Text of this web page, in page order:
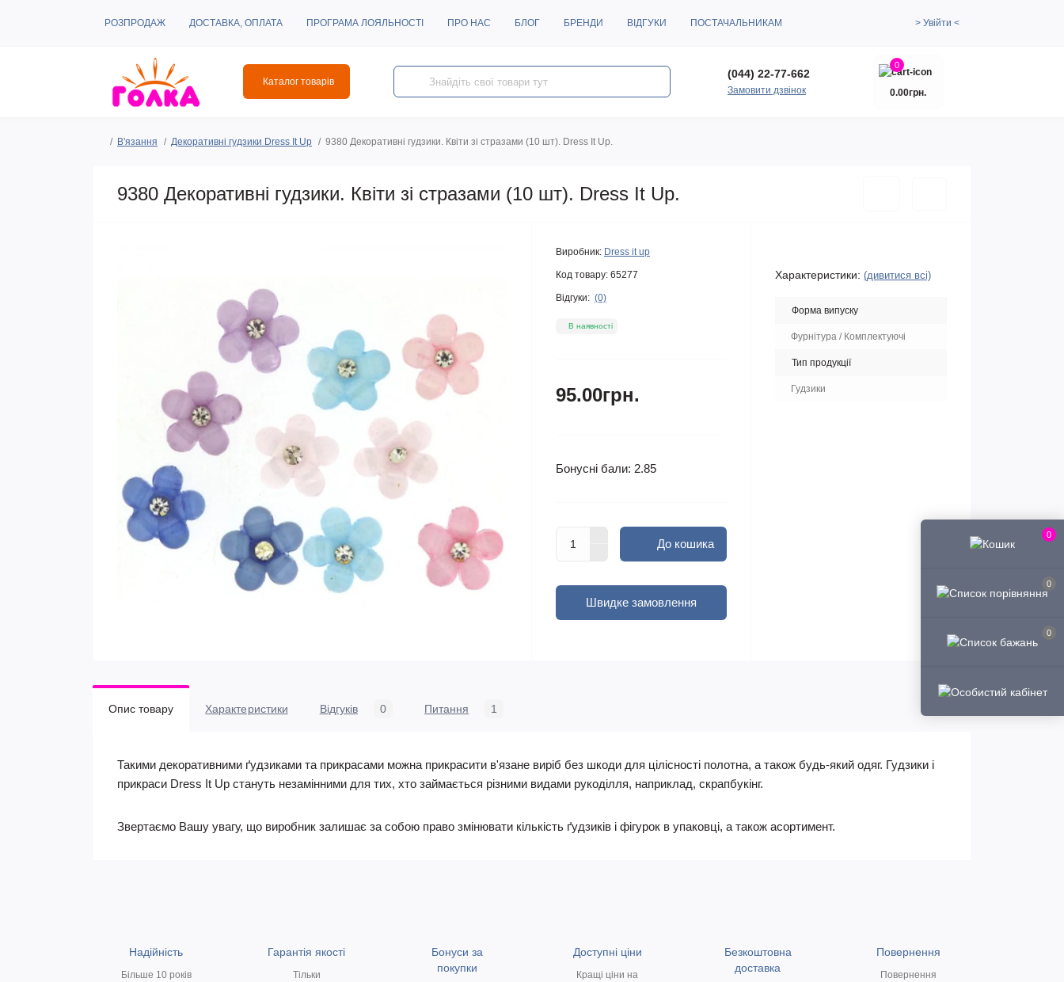
0
0
0
РОЗПРОДАЖ ДОСТАВКА, ОПЛАТА ПРОГРАМА ЛОЯЛЬНОСТІ ПРО НАС БЛОГ БРЕНДИ ВІДГУКИ ПОСТАЧАЛЬНИКАМ > Увійти <
Каталог товарів
(044) 22-77-662
Замовити дзвінок
0
0.00грн.
В'язання Декоративні гудзики Dress It Up 9380 Декоративні гудзики. Квіти зі стразами (10 шт). Dress It Up.
9380 Декоративні гудзики. Квіти зі стразами (10 шт). Dress It Up.
Виробник: Dress it up
Код товару: 65277
Відгуки: (0)
В наявності
95.00грн.
Бонусні бали: 2.85
До кошика
Швидке замовлення
Характеристики: (дивитися всі)
Форма випуску
Фурнітура / Комплектуючі
Тип продукції
Гудзики
Опис товару Характеристики Відгуків 0 Питання 1
Такими декоративними ґудзиками та прикрасами можна прикрасити в'язане виріб без шкоди для цілісності полотна, а також будь-який одяг. Гудзики і
прикраси Dress It Up стануть незамінними для тих, хто займається різними видами рукоділля, наприклад, скрапбукінг.
Звертаємо Вашу увагу, що виробник залишає за собою право змінювати кількість ґудзиків і фігурок в упаковці, а також асортимент.
Надійність
Більше 10 років
Гарантія якості
Тільки
Бонуси за
покупки
Доступні ціни
Кращі ціни на
Безкоштовна
доставка
Повернення
Повернення